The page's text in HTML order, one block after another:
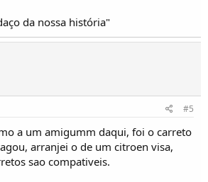
da nossa história"
#5
a um amigumm daqui, foi o carreto
arranjei o de um citroen visa,
sao compativeis.